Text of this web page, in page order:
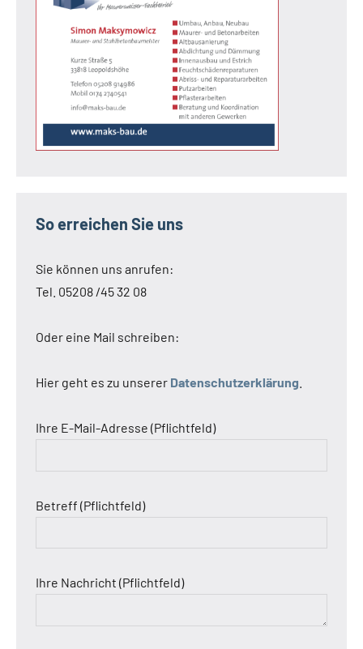
So erreichen Sie uns
Sie können uns anrufen:
Tel. 05208 /45 32 08
Oder eine Mail schreiben:
Hier geht es zu unserer Datenschutzerklärung
Ihre E-Mail-Adresse (Pflichtfeld)
Betreff (Pflichtfeld)
Ihre Nachricht (Pflichtfeld)